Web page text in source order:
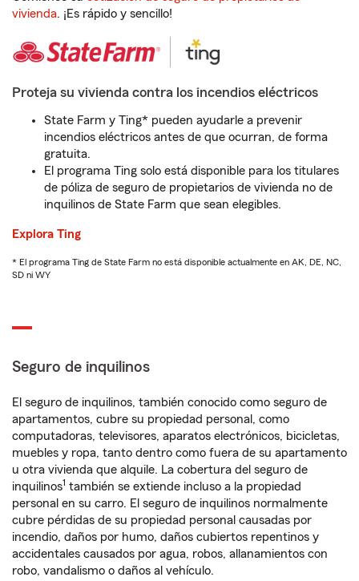
vivienda. ¡Es rápido y sencillo!
Proteja su vivienda contra los incendios eléctricos
State Farm y Ting* pueden ayudarle a prevenir
incendios eléctricos antes de que ocurran, de forma
gratuita.
El programa Ting solo está disponible para los titulares
de póliza de seguro de propietarios de vivienda no de
inquilinos de State Farm que sean elegibles.
Explora Ting
* El programa Ting de State Farm no está disponible actualmente en AK, DE, NC,
SD ni WY
Seguro de inquilinos
El seguro de inquilinos, también conocido como seguro de
apartamentos, cubre su propiedad personal, como
computadoras, televisores, aparatos electrónicos, bicicletas,
muebles y ropa, tanto dentro como fuera de su apartamento
u otra vivienda que alquile. La cobertura del seguro de
inquilinos1 también se extiende incluso a la propiedad
personal en su carro. El seguro de inquilinos normalmente
cubre pérdidas de su propiedad personal causadas por
incendio, daños por humo, daños cubiertos repentinos y
accidentales causados por agua, robos, allanamientos con
robo, vandalismo o daños al vehículo.